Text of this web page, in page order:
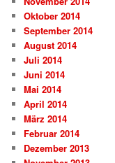
Oktober 2014
September 2014
August 2014
Juli 2014
Juni 2014
Mai 2014
April 2014
März 2014
Februar 2014
Dezember 2013